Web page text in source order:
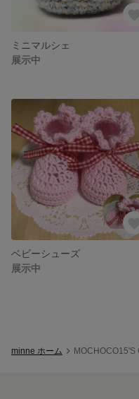
ミニマルシェ
展示中
ベビーシューズ
展示中
minne ホーム MOCHOCO15'S